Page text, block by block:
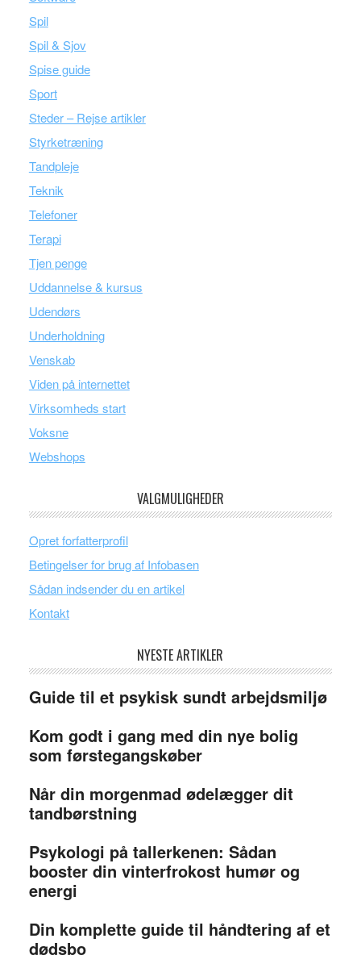
Spil
Spil & Sjov
Spise guide
Sport
Steder – Rejse artikler
Styrketræning
Tandpleje
Teknik
Telefoner
Terapi
Tjen penge
Uddannelse & kursus
Udendørs
Underholdning
Venskab
Viden på internettet
Virksomheds start
Voksne
Webshops
VALGMULIGHEDER
Opret forfatterprofil
Betingelser for brug af Infobasen
Sådan indsender du en artikel
Kontakt
NYESTE ARTIKLER
Guide til et psykisk sundt arbejdsmiljø
Kom godt i gang med din nye bolig
som førstegangskøber
Når din morgenmad ødelægger dit
tandbørstning
Psykologi på tallerkenen: Sådan
booster din vinterfrokost humør og
energi
Din komplette guide til håndtering af et
dødsbo